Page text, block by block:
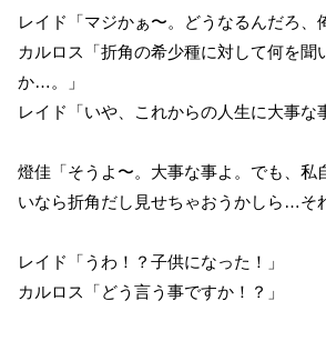
レイド「マジかぁ〜。どうなるんだろ、
カルロス「折角の希少種に対して何を聞
か…。」
レイド「いや、これからの人生に大事な
燈佳「そうよ〜。大事な事よ。でも、私
いなら折角だし見せちゃおうかしら…そ
レイド「うわ！？子供になった！」
カルロス「どう言う事ですか！？」